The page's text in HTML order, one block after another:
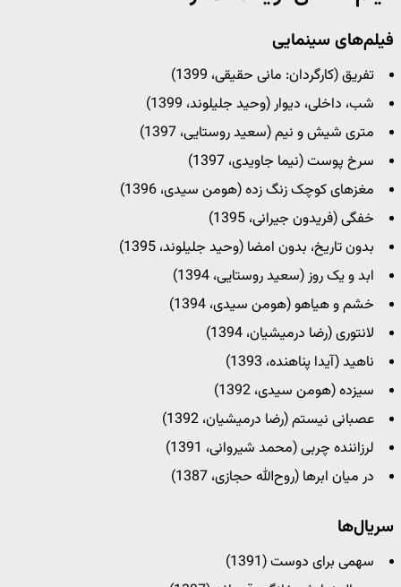
فیلم‌های سینمایی
تفریق (کارگردان: مانی حقیقی، 1399)
شب، داخلی، دیوار (وحید جلیلوند، 1399)
متری شیش و نیم (سعید روستایی، 1397)
سرخ پوست (نیما جاویدی، 1397)
مغزهای کوچک زنگ زده (هومن سیدی، 1396)
خفگی (فریدون جیرانی، 1395)
بدون تاریخ، بدون امضا (وحید جلیلوند، 1395)
ابد و یک روز (سعید روستایی، 1394)
خشم و هیاهو (هومن سیدی، 1394)
لانتوری (رضا درمیشیان، 1394)
ناهید (آیدا پناهنده، 1393)
سیزده (هومن سیدی، 1392)
عصبانی نیستم (رضا درمیشیان، 1392)
لرزاننده چربی (محمد شیروانی، 1391)
در میان ابرها (روح‌الله حجازی، 1387)
سریال‌ها
سهمی برای دوست (1391)